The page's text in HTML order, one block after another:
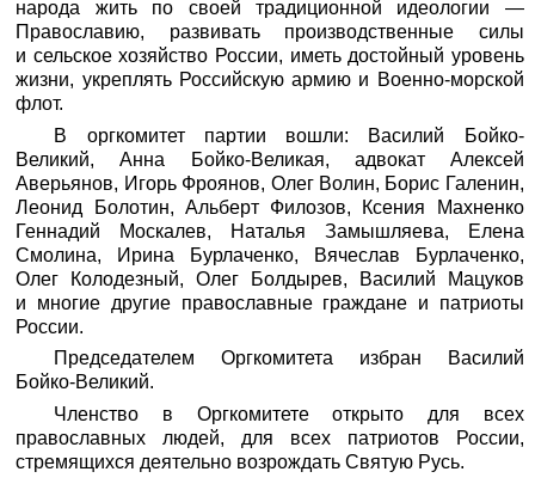
народа жить по своей традиционной идеологии —
Православию, развивать производственные силы
и сельское хозяйство России, иметь достойный уровень
жизни, укреплять Российскую армию и Военно-морской
флот.
В оргкомитет партии вошли: Василий Бойко-
Великий, Анна Бойко-Великая, адвокат Алексей
Аверьянов, Игорь Фроянов, Олег Волин, Борис Галенин,
Леонид Болотин, Альберт Филозов, Ксения Махненко
Геннадий Москалев, Наталья Замышляева, Елена
Смолина, Ирина Бурлаченко, Вячеслав Бурлаченко,
Олег Колодезный, Олег Болдырев, Василий Мацуков
и многие другие православные граждане и патриоты
России.
Председателем Оргкомитета избран Василий
Бойко-Великий.
Членство в Оргкомитете открыто для всех
православных людей, для всех патриотов России,
стремящихся деятельно возрождать Святую Русь.